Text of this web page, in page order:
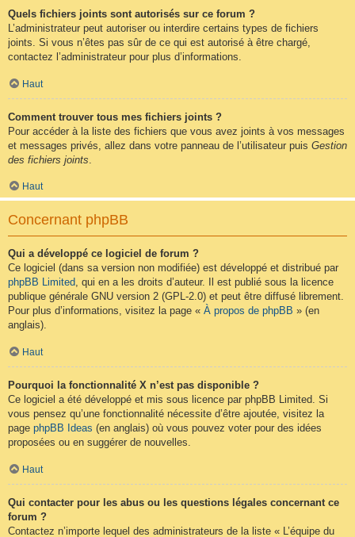
Quels fichiers joints sont autorisés sur ce forum ?
L’administrateur peut autoriser ou interdire certains types de fichiers
joints. Si vous n’êtes pas sûr de ce qui est autorisé à être chargé,
contactez l’administrateur pour plus d’informations.
Haut
Comment trouver tous mes fichiers joints ?
Pour accéder à la liste des fichiers que vous avez joints à vos messages
et messages privés, allez dans votre panneau de l’utilisateur puis Gestion
des fichiers joints
Haut
Concernant phpBB
Qui a développé ce logiciel de forum ?
Ce logiciel (dans sa version non modifiée) est développé et distribué par
phpBB Limited, qui en a les droits d’auteur. Il est publié sous la licence
publique générale GNU version 2 (GPL-2.0) et peut être diffusé librement.
Pour plus d’informations, visitez la page « À propos de phpBB » (en
anglais).
Haut
Pourquoi la fonctionnalité X n’est pas disponible ?
Ce logiciel a été développé et mis sous licence par phpBB Limited. Si
vous pensez qu’une fonctionnalité nécessite d’être ajoutée, visitez la
page phpBB Ideas (en anglais) où vous pouvez voter pour des idées
proposées ou en suggérer de nouvelles.
Haut
Qui contacter pour les abus ou les questions légales concernant ce
forum ?
Contactez n’importe lequel des administrateurs de la liste « L’équipe du